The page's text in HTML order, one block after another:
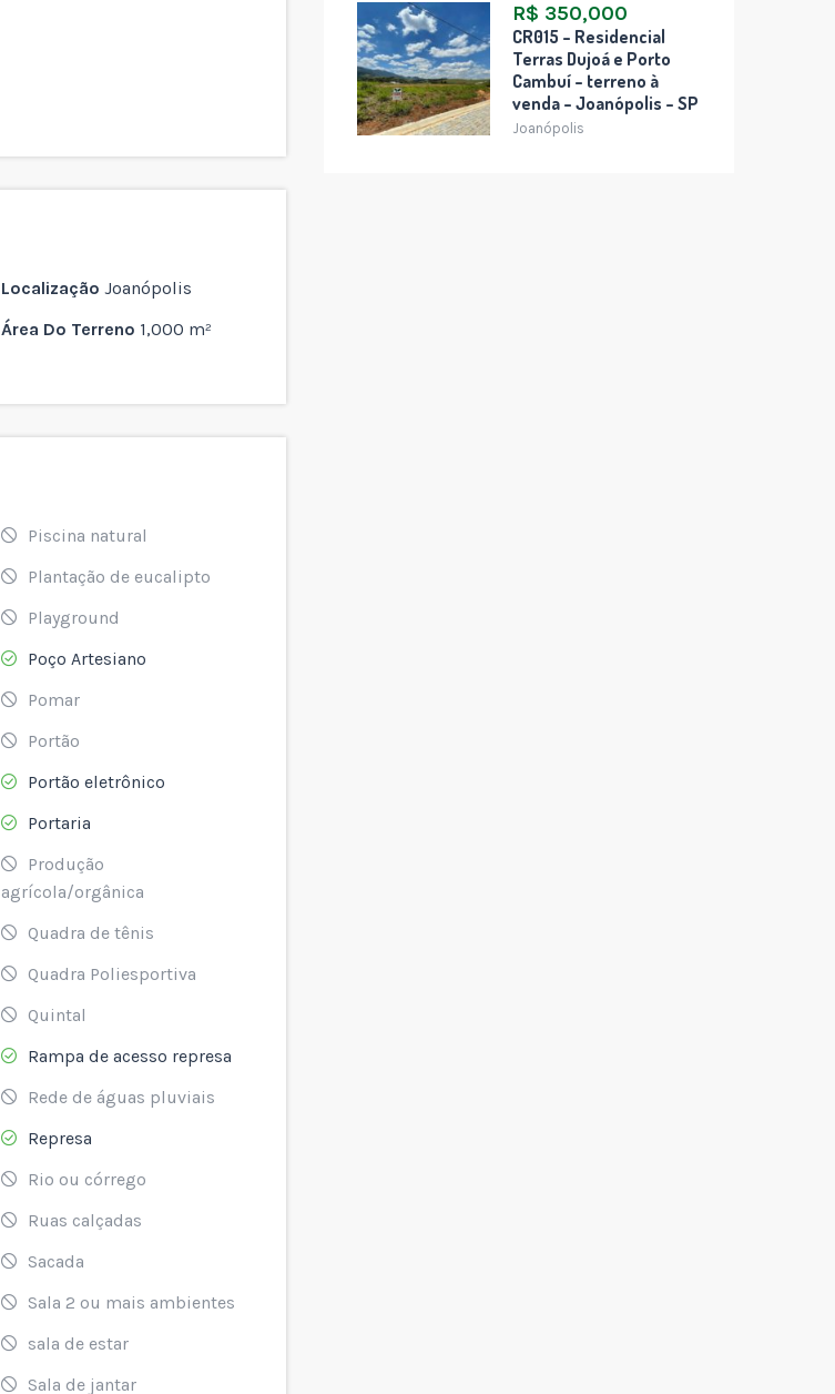
Localização Joanópolis
Área Do Terreno
1,000 m²
Piscina natural
Plantação de eucalipto
Playground
Poço Artesiano
Pomar
Portão
Portão eletrônico
Portaria
Produção
agrícola/orgânica
Quadra de tênis
Quadra Poliesportiva
Quintal
Rampa de acesso represa
Rede de águas pluviais
Represa
Rio ou córrego
Ruas calçadas
Sacada
Sala 2 ou mais ambientes
sala de estar
Sala de jantar
R$ 350,000
CR015 – Residencial
Terras Dujoá e Porto
Cambuí – terreno à
venda – Joanópolis – SP
Joanópolis